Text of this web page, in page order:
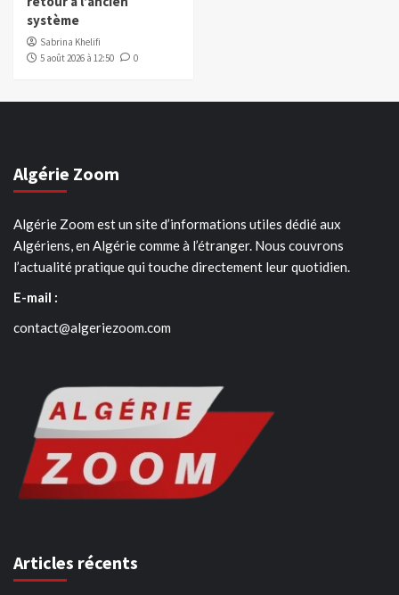
système
Sabrina Khelifi
5 août 2026 à 12:50
0
Algérie Zoom
Algérie Zoom est un site d’informations utiles dédié aux
Algériens, en Algérie comme à l’étranger. Nous couvrons
l’actualité pratique qui touche directement leur quotidien.
E-mail :
contact@algeriezoom.com
Articles récents